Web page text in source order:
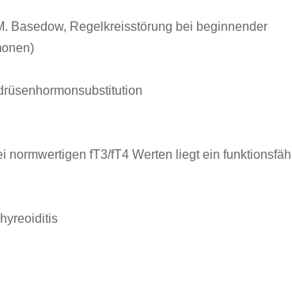
Basedow, Regelkreisstörung bei beginnender
fT3/fT4 Werten liegt ein